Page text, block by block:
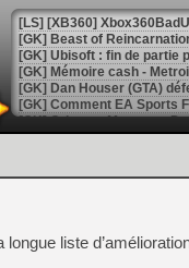
[GK] Beast of
[GK] Ubisoft : fin de partie
[GK] Mémoire cash -
[GK] Dan Houser (GTA)
[GK] Comment EA Sports
[GK] Crimson Moon : un
[GK] Isle of Reveries : le
[GK] Moonlighter 2 : The
[GK] Capcom relance
[Mo5] Deux inédits du
liste